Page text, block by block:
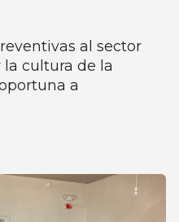
al sector
cultura de la
a